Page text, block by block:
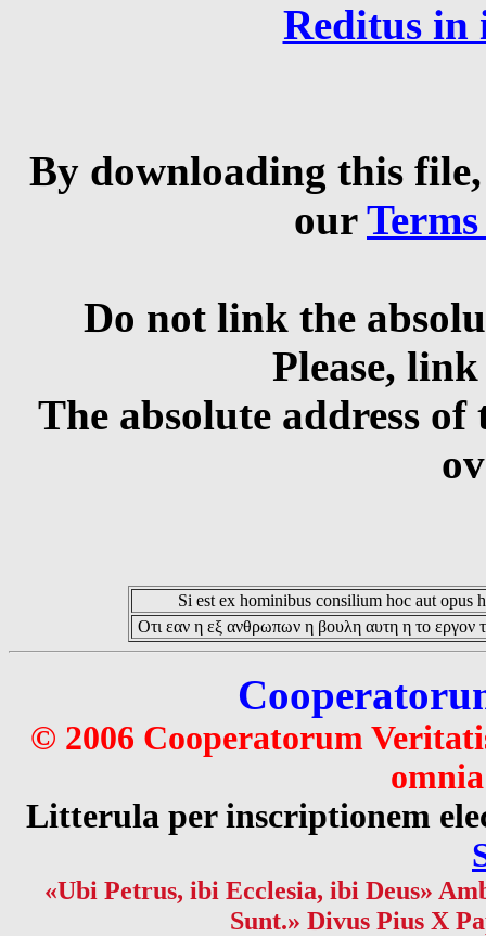
Reditus in
By downloading this
our
Do not link the
Please,
The absolute address
Si est ex hominibus consilium hoc aut opus
Οτι εαν η εξ ανθρωπων η βουλη αυτη η το εργον
© 2006 Cooperatorum
Litterula per inscriptionem
«Ubi Petrus, ibi Ecclesia, ibi Deus»
Sunt.» Divus Pius X